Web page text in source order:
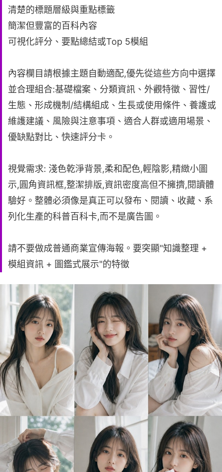
清楚的標題層級與重點標籤
簡潔但豐富的百科內容
可視化評分、要點總結或Top 5模組
內容欄目請根據主題自動適配,優先從這些方向中選擇
並合理組合:基礎檔案、分類資訊、外觀特徵、習性/
生態、形成機制/結構組成、生長或使用條件、養護或
維護建議、風險與注意事項、適合人群或適用場景、
優缺點對比、快速評分卡。
視覺需求: 淺色乾淨背景,柔和配色,輕陰影,精緻小圖
示,圓角資訊框,整潔排版,資訊密度高但不擁擠,閱讀體
驗好。整體必須像是真正可以發布、閱讀、收藏、系
列化生產的科普百科卡,而不是廣告圖。
請不要做成普通商業宣傳海報。要突顯"知識整理 +
模組資訊 + 圖鑑式展示"的特徵